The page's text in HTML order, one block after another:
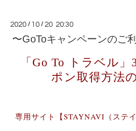
2020 / 10 / 20 20:30
〜GoToキャンペーンのご
「Go To トラベル
ポン取得方法
専用サイト【STAYNAVI（ステ